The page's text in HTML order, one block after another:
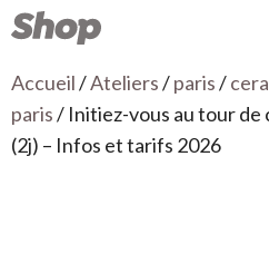
Accueil/Ateliers/paris/
paris/ Initiez-vous au tour de
(2j) – Infos et tarifs 2026